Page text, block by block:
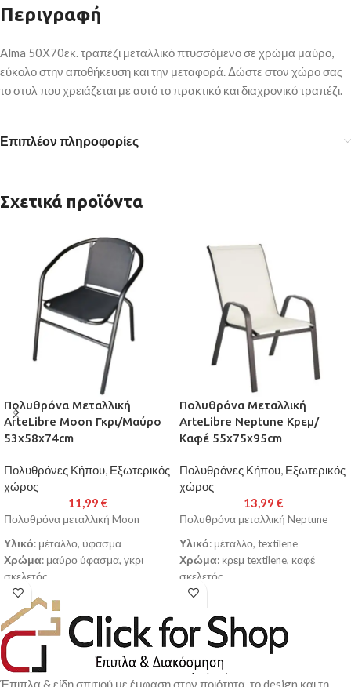
Περιγραφή
Alma 50Χ70εκ. τραπέζι μεταλλικό πτυσσόμενο σε χρώμα μαύρο,
εύκολο στην αποθήκευση και την μεταφορά. Δώστε στον χώρο σας
το στυλ που χρειάζεται με αυτό το πρακτικό και διαχρονικό τραπέζι.
Επιπλέον πληροφορίες
Σχετικά προϊόντα
Πολυθρόνα Μεταλλική
ArteLibre Moon Γκρι/Μαύρο
53x58x74cm
Πολυθρόνες Κήπου, Εξωτερικός
χώρος
11,99 €
Πολυθρόνα μεταλλική Moon
Υλικό: μέταλλο, ύφασμα
Χρώμα: μαύρο ύφασμα, γκρι
σκελετός
Διαστάσεις
Διάμετρος Σωλήνα
Κατασκευασμένη από υψηλής
ποιότητας στιβαρό μεταλλικό
σκελετό για μεγαλύτερη
ανθεκτικότητα και αντοχή στο
Πολυθρόνα Μεταλλική
ArteLibre Neptune Κρεμ/
Καφέ 55x75x95cm
Πολυθρόνες Κήπου, Εξωτερικός
χώρος
13,99 €
Πολυθρόνα μεταλλική Neptune
Υλικό: μέταλλο, textilene
Χρώμα: κρεμ textilene, καφέ
σκελετός
Διαστάσεις
42x15x0.9mm
Κατασκευασμένη από υψηλής
ποιότητας στιβαρό μεταλλικό
σκελετό για μεγαλύτερη
Έπιπλα & είδη σπιτιού με έμφαση στην ποιότητα, το design και τη